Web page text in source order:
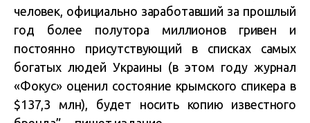
человек, официально заработавший за прошлый
год более полутора миллионов гривен и
постоянно присутствующий в списках самых
богатых людей Украины (в этом году журнал
«Фокус» оценил состояние крымского спикера в
$137,3 млн), будет носить копию известного